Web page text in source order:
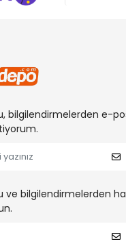
bilgilendirmelerden e-
ve bilgilendirmelerden